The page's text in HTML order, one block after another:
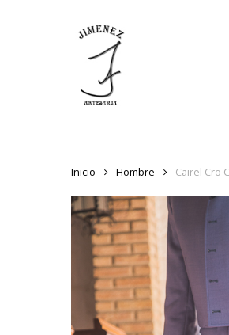
Inicio Hombre Cairel Cro